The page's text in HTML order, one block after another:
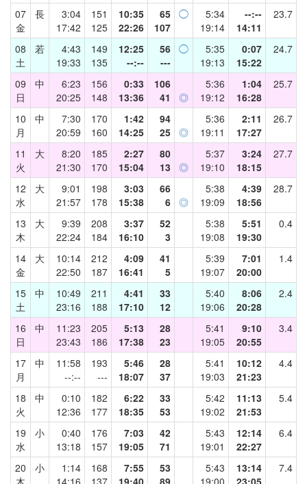
07
金
長
3:04
17:42
151
125
10:35
22:26
65
107
◯
5:34
19:14
--:--
14:11
23.7
08
土
若
4:43
19:33
149
135
12:25
--:--
56
---
◯
5:35
19:13
0:07
15:22
24.7
09
日
中
6:23
20:25
156
148
0:33
13:36
106
41
◎
5:36
19:12
1:04
16:28
25.7
10
月
中
7:30
20:59
170
160
1:42
14:25
94
25 ◎
5:36
19:11
2:11
17:27
26.7
11
火
大
8:20
21:30
185
170
2:27
15:04
80
13 ◎
5:37
19:10
3:24
18:15
27.7
12
水
大
9:01
21:57
198
178
3:03
15:38
66
6 ◎
5:38
19:09
4:39
18:56
28.7
13
木
大
9:39
22:24
208
184
3:37
16:10
52
3
5:38
19:08
5:51
19:30
0.4
14
金
大
10:14
22:50
212
187
4:09
16:41
41
5
5:39
19:07
7:01
20:00
1.4
15
土
中
10:49
23:16
211
188
4:41
17:10
33
12
5:40
19:06
8:06
20:28
2.4
16
日
中
11:23
23:43
205
186
5:13
17:38
28
23
5:41
19:05
9:10
20:55
3.4
17
月
中
11:58
--:--
193
---
5:46
18:07
28
37
5:41
19:03
10:12
21:23
4.4
18
火
中
0:10
12:36
182
177
6:22
18:35
33
53
5:42
19:02
11:13
21:53
5.4
19
水
小
0:40
13:18
176
157
7:03
19:05
42
71
5:43
19:01
12:14
22:27
6.4
20
木
小
1:14
14:16
168
137
7:55
19:40
53
89
5:43
19:00
13:14
23:05
7.4